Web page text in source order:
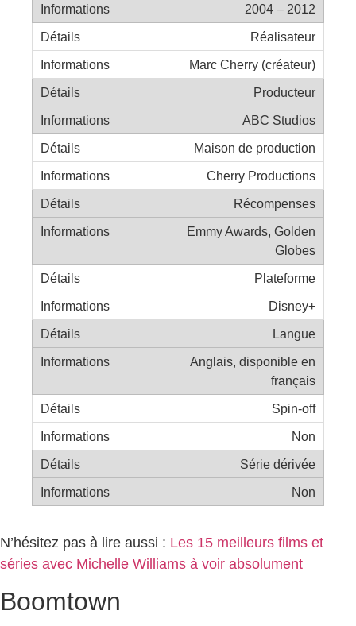
2004 – 2012
Réalisateur
Marc Cherry (créateur)
Producteur
ABC Studios
Maison de production
Cherry Productions
Récompenses
Emmy Awards, Golden
Globes
Plateforme
Disney+
Langue
Anglais, disponible en
français
Spin-off
Non
Série dérivée
Non
N’hésitez pas à lire aussi : Les 15 meilleurs films et
séries avec Michelle Williams à voir absolument
Boomtown